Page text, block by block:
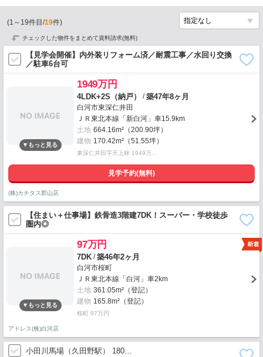
(1 ～ 19件目/19件)
チェックした物件をまとめて資料請求(無料)
【見学会開催】内外装リフォーム済／耐震工事／水回り交換
／駐車6台可
1949万円
4LDK+2S（納戸） /築47年8ヶ月
白河市東深仁井田
ＪＲ東北本線「新白河」車15.9km
土地 664.16m²（200.90坪）
建物 170.42m²（51.55坪）
東深仁井田字天上林 1949万…
見学予約(無料)
(株)カチタス郡山店
【住まい＋仕事場】鉄骨造3階建7DK！スーパー・学校徒歩
圏内◎
97万円
7DK /築46年2ヶ月
白河市桜町
ＪＲ東北本線「白河」車2km
土地 361.05m²（登記）
建物 165.8m²（登記）
桜町 97万円
アドレス(株)白河店
小田川馬場（久田野駅） 180…